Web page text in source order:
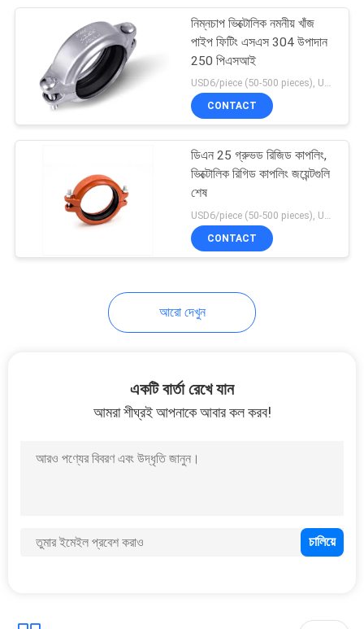
নিম্নচাপ ভিক্টোলিক নমনীয় খাঁজ
পাইপ ফিটিং এসএস 304 উপাদান
250 পিএসআই
USD6/piece (50-500 pieces), USD4/piece (>500 pieces) MOQ:50 টুকরা
CONTACT
ডিএন 25 গ্রুভড রিজিড কাপলিং,
ভিক্টোলিক রিগিড কাপলিং জয়েন্টগুলি
শেষ
USD6/piece (50-500 pieces), USD4/piece (>500 pieces) MOQ:50 টুকরা
CONTACT
আরো দেখুন
একটি বার্তা রেখে যান
আমরা শীঘ্রই আপনাকে আবার কল করব!